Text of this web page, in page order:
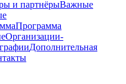
и партнёрыВажные
Программа
Организации-
Дополнительная